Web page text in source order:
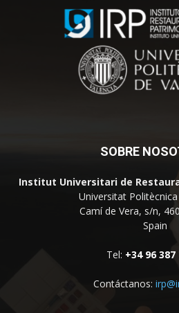
SOBRE
Institut Universitari de
Universitat
Camí de Vera, s/n,
Spain
Tel: +34 96 387
Contáctanos: